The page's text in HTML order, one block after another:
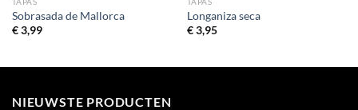
Sobrasada de Mallorca
€3,99
Longaniza seca
€3,95
NIEUWSTE PRODUCTEN